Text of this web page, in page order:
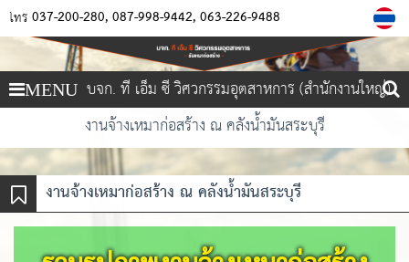
โทร 037-200-280 087-998-9442 063-226-9488
MENU บจก. ที เอ็ม ซี วิศวกรรมอุตสาหการ (สำนักงานใหญ่)
งานจ้างเหมาก่อสร้าง ณ คลังน้ำมันสระบุรี
งานจ้างเหมาก่อสร้าง ณ คลังน้ำมันสระบุรี